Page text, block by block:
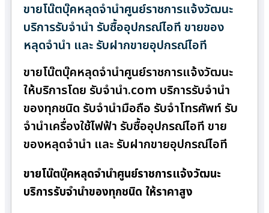
ขายโน๊ตบุ๊คหลุดจำนำศูนย์ราชการแจ้งวัฒนะ
บริการรับจำนำ รับซื้ออุปกรณ์ไอที ขายของ
หลุดจำนำ และ รับฝากขายอุปกรณ์ไอที
ขายโน๊ตบุ๊คหลุดจำนำศูนย์ราชการแจ้งวัฒนะ
ให้บริการโดย รับจํานํา.com บริการรับจำนำ
ของทุกชนิด รับจำนำมือถือ รับจำโทรศัพท์ รับ
จำนำเครื่องใช้ไฟฟ้า รับซื้ออุปกรณ์ไอที ขาย
ของหลุดจำนำ และ รับฝากขายอุปกรณ์ไอที
ขายโน๊ตบุ๊คหลุดจำนำศูนย์ราชการแจ้งวัฒนะ
บริการรับจำนำของทุกชนิด ให้ราคาสูง